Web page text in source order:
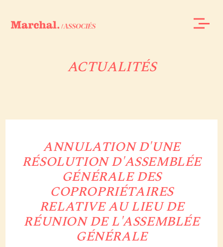
ACTUALITÉS
ANNULATION D'UNE
RÉSOLUTION D'ASSEMBLÉE
GÉNÉRALE DES
COPROPRIÉTAIRES
RELATIVE AU LIEU DE
RÉUNION DE L'ASSEMBLÉE
GÉNÉRALE